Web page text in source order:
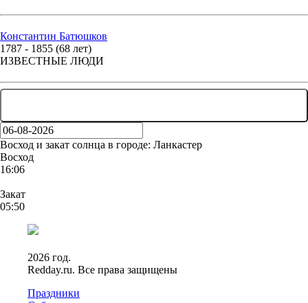
Константин Батюшков
1787 - 1855 (68 лет)
ИЗВЕСТНЫЕ ЛЮДИ
Восход и закат солнца в городе: Ланкастер
Восход
16:06
Закат
05:50
2026 год.
Redday.ru. Все права защищены
Праздники